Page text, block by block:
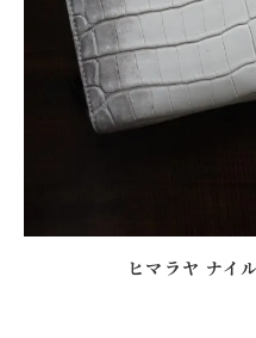
ヒマラヤ ナイ